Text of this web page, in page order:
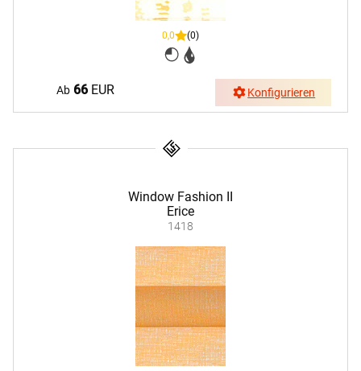
0,0 (0)
Ab 66EUR Konfigurieren
Window Fashion II
Erice
1418